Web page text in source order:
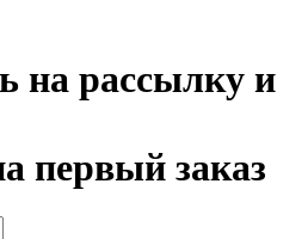
на рассылку и
первый заказ